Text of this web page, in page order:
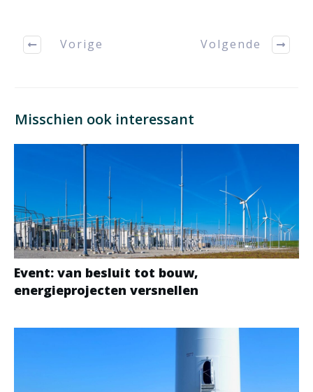
Vorige Volgende
Misschien ook interessant
Event: van besluit tot bouw,
energieprojecten versnellen